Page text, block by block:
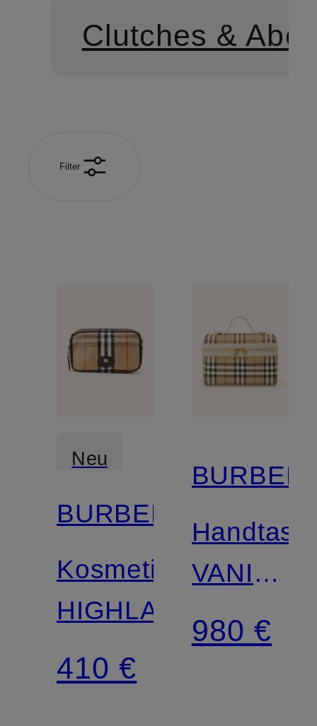
Clutches &
Filter
Neu
BURBERRY
Kosmetiktasche
HIGHLANDS
410 €
VANITY
CASE
980 €